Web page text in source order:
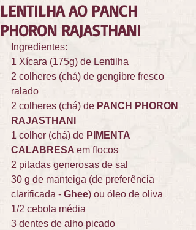
LENTILHA AO PANCH
PHORON RAJASTHANI
Ingredientes:
1 Xícara (175g) de Lentilha
2 colheres (chá) de gengibre fresco
ralado
2 colheres (chá) de PANCH PHORON
RAJASTHANI
1 colher (chá) de PIMENTA
CALABRESA em flocos
2 pitadas generosas de sal
30 g de manteiga (de preferência
clarificada - Ghee) ou óleo de oliva
1/2 cebola média
3 dentes de alho picado